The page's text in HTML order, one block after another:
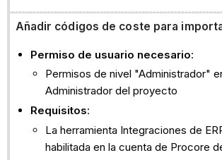
costes
emitidos
Consulte
también
Añadir códigos de coste para
Permiso de usuario necesario:
Permisos de nivel "Administrador"
Administrador del proyecto
Requisitos:
La herramienta Integraciones de
habilitada en la cuenta de Procore